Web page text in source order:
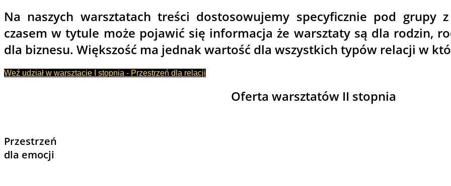
Na naszych warsztatach treści dostosowujemy specyficznie pod grupy
czasem w tytule może pojawić się informacja że warsztaty są dla rodzin,
dla biznesu. Większość ma jednak wartość dla wszystkich typów relacji w
Weź udział w warsztacie I stopnia - Przestrzeń dla relacji
Oferta warsztatów II stopnia
Przestrzeń
dla emocji